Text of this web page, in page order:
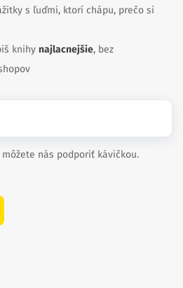
s ľuďmi, ktorí chápu, prečo si
knihy najlacnejšie, bez
nás podporiť kávičkou.